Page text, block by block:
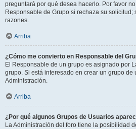
preguntará por qué desea hacerlo. Por favor
Responsable de Grupo si rechaza su solicitud;
razones.
Arriba
¿Cómo me convierto en Responsable del
El Responsable de un grupo es asignado por
grupo. Si está interesado en crear un grupo de
Administración.
Arriba
¿Por qué algunos Grupos de Usuarios
La Administración del foro tiene la posibilidad